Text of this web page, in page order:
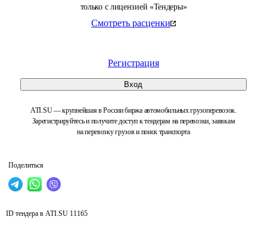
только с лицензией «Тендеры»
Смотреть расценки
Регистрация
Вход
ATI.SU — крупнейшая в России биржа автомобильных грузоперевозок.
Зарегистрируйтесь и получите доступ к тендерам на перевозки, заявкам
на перевозку грузов и поиск транспорта
Поделиться
ID тендера в ATI.SU 11165